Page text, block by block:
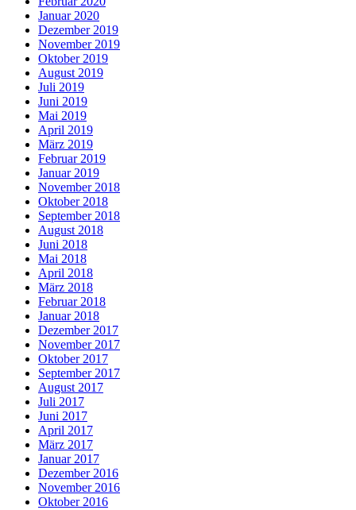
Januar 2020
Dezember 2019
November 2019
Oktober 2019
August 2019
Juli 2019
Juni 2019
Mai 2019
April 2019
März 2019
Februar 2019
Januar 2019
November 2018
Oktober 2018
September 2018
August 2018
Juni 2018
Mai 2018
April 2018
März 2018
Februar 2018
Januar 2018
Dezember 2017
November 2017
Oktober 2017
September 2017
August 2017
Juli 2017
Juni 2017
April 2017
März 2017
Januar 2017
Dezember 2016
November 2016
Oktober 2016